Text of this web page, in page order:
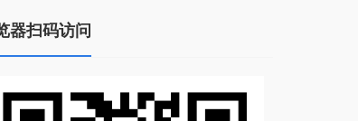
器扫码访问